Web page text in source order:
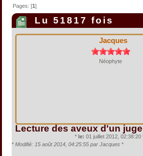
Pages: [1]
Lu 51817 fois
Jacques
Néophyte
Lecture des aveux d'un
* le: 01 juillet 2012, 02:38:20
* Modifié: 15 août 2014, 04:25:55 par Jacques *